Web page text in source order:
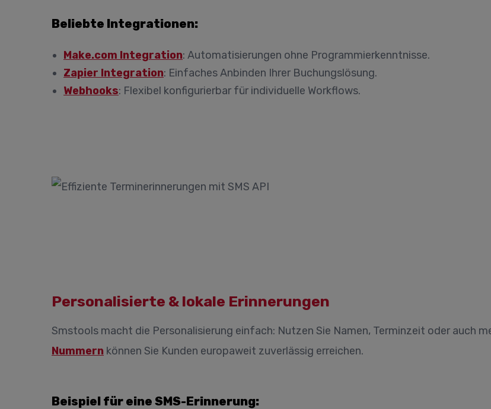
Beliebte Integrationen:
Make.com Integration: Automatisierungen ohne Programmierkenntnisse.
Zapier Integration: Einfaches Anbinden Ihrer Buchungslösung.
Webhooks: Flexibel konfigurierbar für individuelle Workflows.
Personalisierte & lokale Erinnerungen
Smstools macht die Personalisierung einfach: Nutzen Sie Namen, Terminzeit oder auch
Nummern können Sie Kunden europaweit zuverlässig erreichen.
Beispiel für eine SMS-Erinnerung: